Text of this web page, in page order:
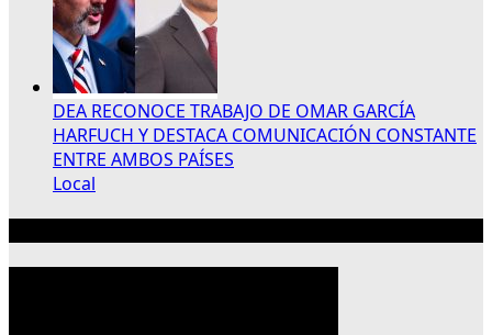
DEA RECONOCE TRABAJO DE OMAR GARCÍA
HARFUCH Y DESTACA COMUNICACIÓN CONSTANTE
ENTRE AMBOS PAÍSES
Local